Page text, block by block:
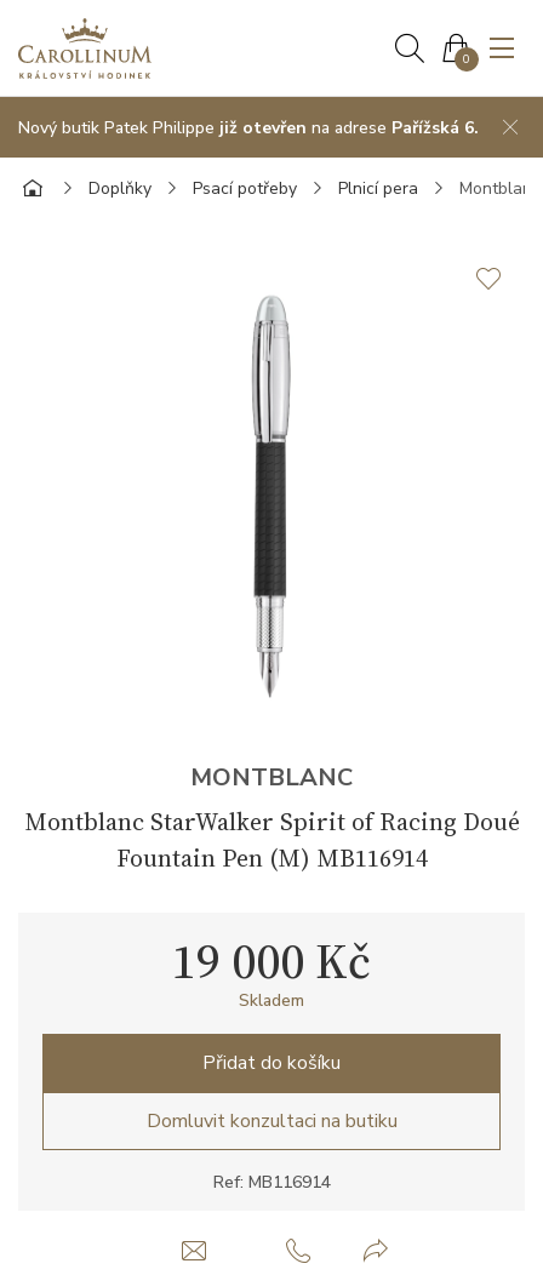
0
Nový butik Patek Philippe již otevřen na adrese Pařížská 6.
Doplňky Psací potřeby Plnicí pera
MONTBLANC
Montblanc StarWalker Spirit of Racing Doué
Fountain Pen (M) MB116914
Ref: MB116914
19 000 Kč
Skladem
Přidat do košíku
Domluvit konzultaci na butiku